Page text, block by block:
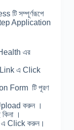
সম্পূর্ণরূপে
Application
এর
এ Click
Form টি পূরণ
করুন ।
।
এ Click করুন।